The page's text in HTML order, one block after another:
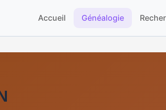
Accueil Généalogie